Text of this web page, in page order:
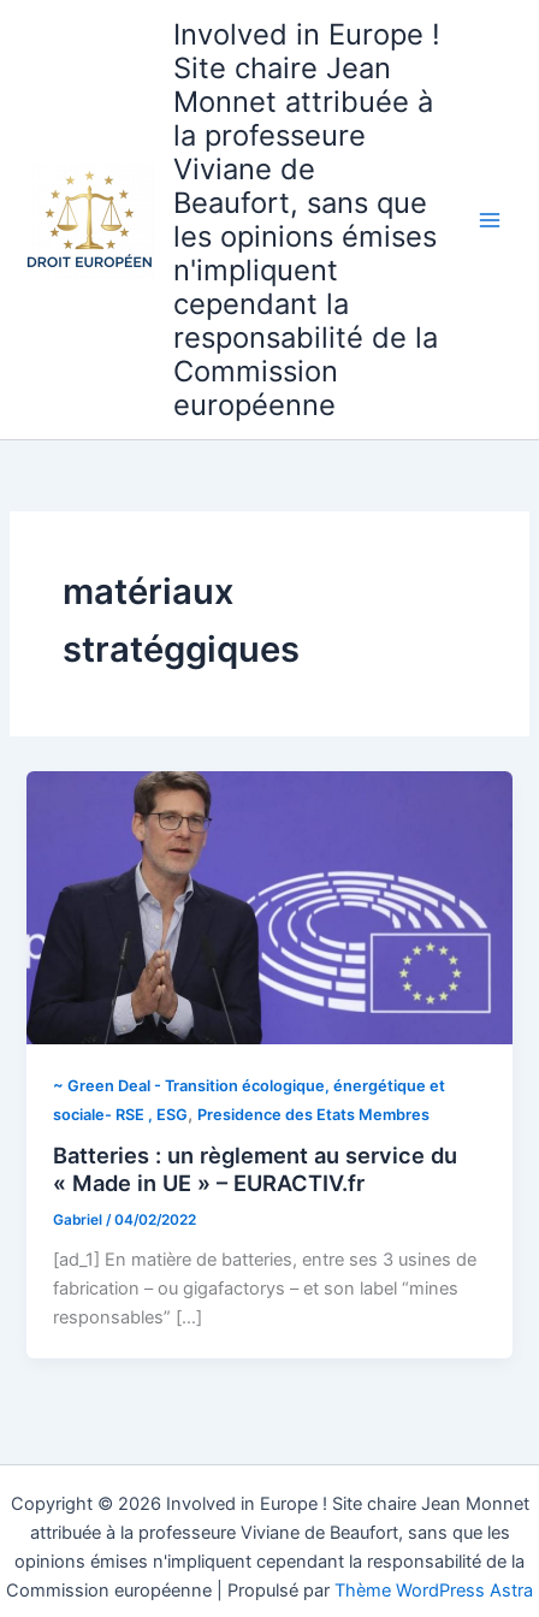
Involved in Europe !
Site chaire Jean
Monnet attribuée à
la professeure
Viviane de
Beaufort, sans que
les opinions émises
n'impliquent
cependant la
responsabilité de la
Commission
européenne
matériaux
stratéggiques
~ Green Deal - Transition écologique, énergétique et
sociale- RSE , ESG, Presidence des Etats Membres
Batteries : un règlement au service du
« Made in UE » – EURACTIV.fr
Gabriel/04/02/2022
[ad_1] En matière de batteries, entre ses 3 usines de
fabrication – ou gigafactorys – et son label “mines
responsables” […]
Copyright © 2026 Involved in Europe ! Site chaire Jean Monnet
attribuée à la professeure Viviane de Beaufort, sans que les
opinions émises n'impliquent cependant la responsabilité de la
Commission européenne | Propulsé par Thème WordPress Astra